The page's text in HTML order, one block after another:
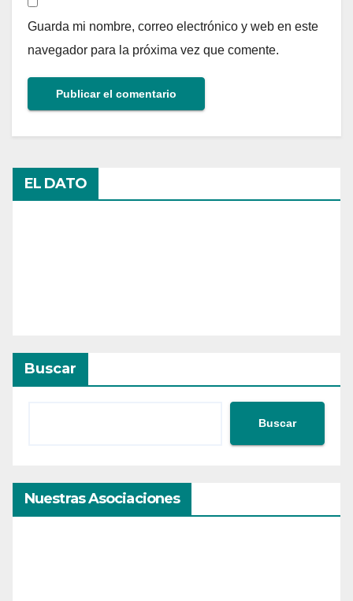
Guarda mi nombre, correo electrónico y web en este
navegador para la próxima vez que comente.
EL DATO
Buscar
Buscar
Nuestras Asociaciones